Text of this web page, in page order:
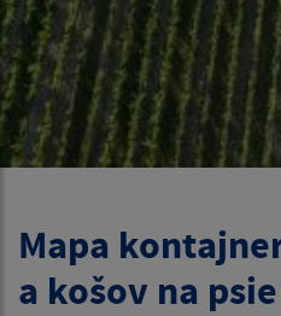
Mapa
a košov na